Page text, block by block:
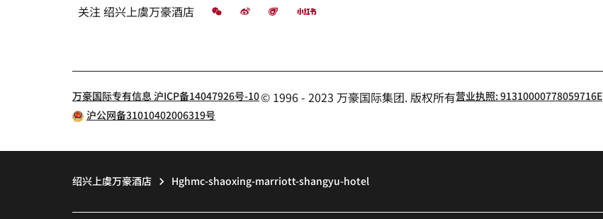
关注绍兴上虞万豪酒店 微信 微博 飞猪 小红书
万豪国际专有信息 沪ICP备14047926号-10© 1996 - 2023 万豪国际集团. 版权所有营业执照: 91310000778059716E
沪公网备31010402006319号
绍兴上虞万豪酒店 Hghmc-shaoxing-marriott-shangyu-hotel